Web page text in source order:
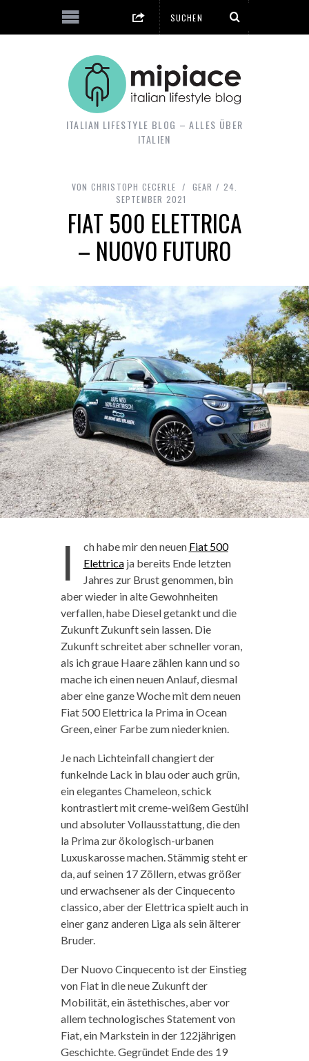
ITALIAN LIFESTYLE BLOG – ALLES ÜBER
ITALIEN
VON CHRISTOPH CECERLE GEAR
24.
SEPTEMBER 2021
FIAT 500 ELETTRICA
– NUOVO FUTURO
I ch habe mir den neuen Fiat 500
Elettricaja bereits Ende letzten
Jahres zur Brust genommen, bin
aber wieder in alte Gewohnheiten
verfallen, habe Diesel getankt und die
Zukunft Zukunft sein lassen. Die
Zukunft schreitet aber schneller voran,
als ich graue Haare zählen kann und so
mache ich einen neuen Anlauf, diesmal
aber eine ganze Woche mit dem neuen
Fiat 500 Elettrica la Prima in Ocean
Green, einer Farbe zum niederknien.
Je nach Lichteinfall changiert der
funkelnde Lack in blau oder auch grün,
ein elegantes Chameleon, schick
kontrastiert mit creme-weißem Gestühl
und absoluter Vollausstattung, die den
la Prima zur ökologisch-urbanen
Luxuskarosse machen. Stämmig steht er
da, auf seinen 17 Zöllern, etwas größer
und erwachsener als der Cinquecento
classico, aber der Elettrica spielt auch in
einer ganz anderen Liga als sein älterer
Bruder.
Der Nuovo Cinquecento ist der Einstieg
von Fiat in die neue Zukunft der
Mobilität, ein ästethisches, aber vor
allem technologisches Statement von
Fiat, ein Markstein in der 122jährigen
Geschichte. Gegründet Ende des 19